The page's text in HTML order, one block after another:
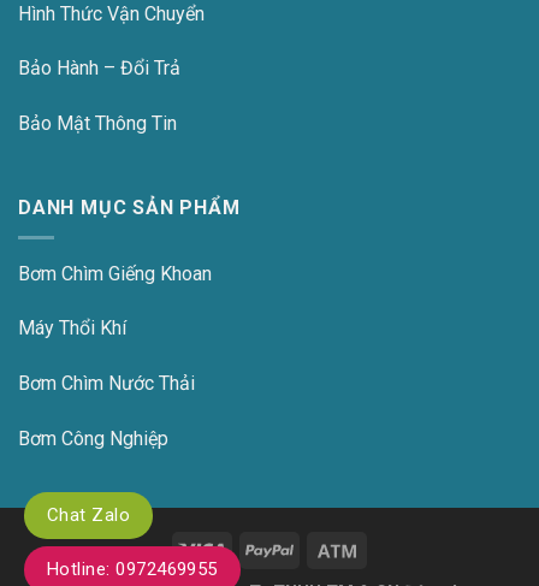
Chat Zalo
Hotline: 0972469955
Hình Thức Vận Chuyển
Bảo Hành – Đổi Trả
Bảo Mật Thông Tin
DANH MỤC SẢN PHẨM
Bơm Chìm Giếng Khoan
Máy Thổi Khí
Bơm Chìm Nước Thải
Bơm Công Nghiệp